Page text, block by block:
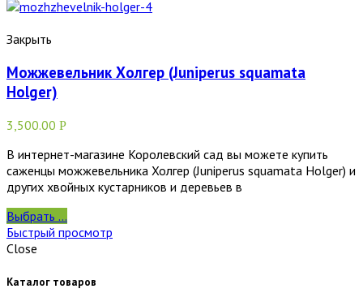
Закрыть
Можжевельник Холгер (Juniperus squamata
Holger)
3,500.00 Р
В интернет-магазине Королевский сад вы можете купить
саженцы можжевельника Холгер (Juniperus squamata Holger) и
других хвойных кустарников и деревьев в
Выбрать ...
Быстрый просмотр
Close
Каталог товаров